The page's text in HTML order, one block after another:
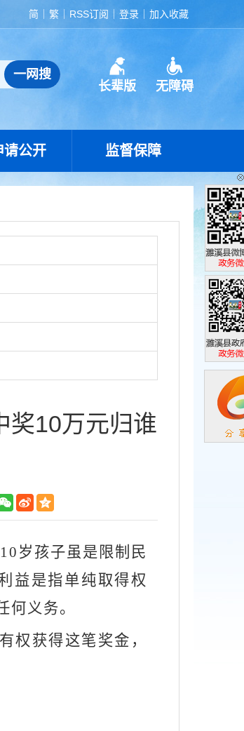
简 繁 RSS订阅 登录 加入收藏
长辈版 无障碍
请公开 监督保障
奖10万元归谁
10岁孩子虽是限制民
益是指单纯取得权
义务。
权获得这笔奖金，
濉溪县政
政务微博
濉溪县政
政务微信